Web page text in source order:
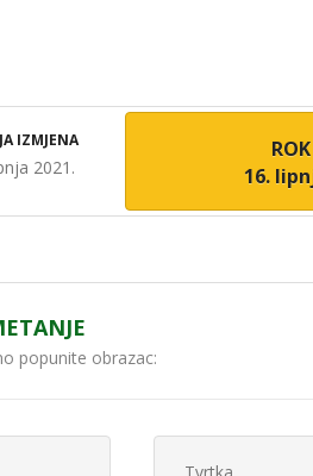
IZMJENA
2021.
16.
popunite obrazac: